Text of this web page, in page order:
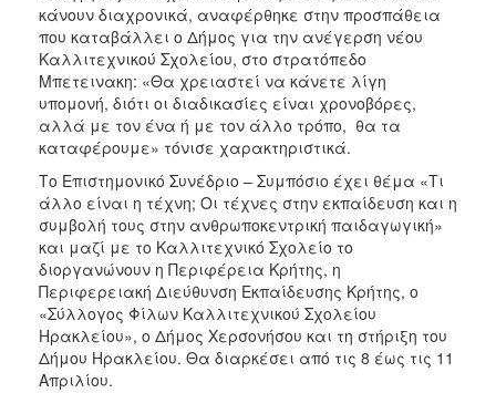
κάνουν διαχρονικά, αναφέρθηκε στην προσπάθεια
που καταβάλλει ο Δήμος για την ανέγερση νέου
Καλλιτεχνικού Σχολείου, στο στρατόπεδο
Μπετεινακη: «Θα χρειαστεί να κάνετε λίγη
υπομονή, διότι οι διαδικασίες είναι χρονοβόρες,
αλλά με τον ένα ή με τον άλλο τρόπο, θα τα
καταφέρουμε» τόνισε χαρακτηριστικά.
Το Επιστημονικό Συνέδριο – Συμπόσιο έχει θέμα «Τι
άλλο είναι η τέχνη; Οι τέχνες στην εκπαίδευση και η
συμβολή τους στην ανθρωποκεντρική παιδαγωγική»
και μαζί με το Καλλιτεχνικό Σχολείο το
διοργανώνουν η Περιφέρεια Κρήτης, η
Περιφερειακή Διεύθυνση Εκπαίδευσης Κρήτης, ο
«Σύλλογος Φίλων Καλλιτεχνικού Σχολείου
Ηρακλείου», ο Δήμος Χερσονήσου και τη στήριξη του
Δήμου Ηρακλείου. Θα διαρκέσει από τις 8 έως τις 11
Απριλίου.